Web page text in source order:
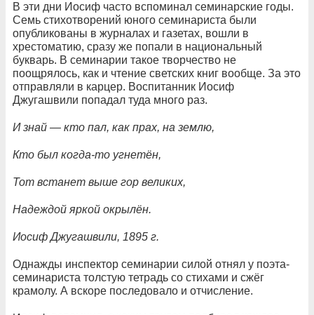
В эти дни Иосиф часто вспоминал семинарские годы.
Семь стихотворений юного семинариста были
опубликованы в журналах и газетах, вошли в
хрестоматию, сразу же попали в национальный
букварь. В семинарии такое творчество не
поощрялось, как и чтение светских книг вообще. За это
отправляли в карцер. Воспитанник Иосиф
Джугашвили попадал туда много раз.
И знай — кто пал, как прах, на землю,
Кто был когда-то угнетён,
Тот встанет выше гор великих,
Надеждой яркой окрылён.
Иосиф Джугашвили, 1895 г.
Однажды инспектор семинарии силой отнял у поэта-
семинариста толстую тетрадь со стихами и сжёг
крамолу. А вскоре последовало и отчисление.